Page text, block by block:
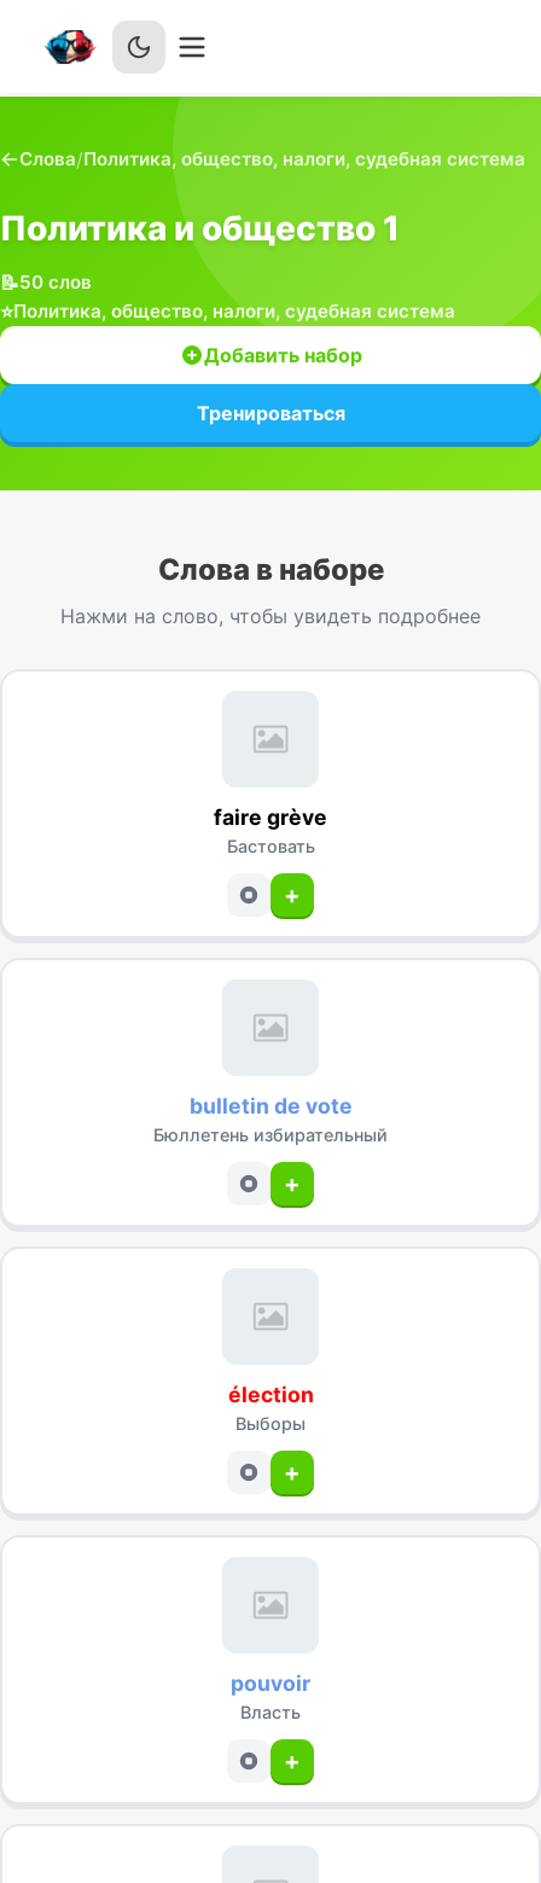
Слова/Политика, общество, налоги, судебная система
Политика и общество 1
📝50 слов
⭐Политика, общество, налоги, судебная система
Добавить набор
Тренироваться
Слова в наборе
Нажми на слово, чтобы увидеть подробнее
faire grève
Бастовать
+
bulletin de vote
Бюллетень избирательный
+
élection
Выборы
+
pouvoir
Власть
+